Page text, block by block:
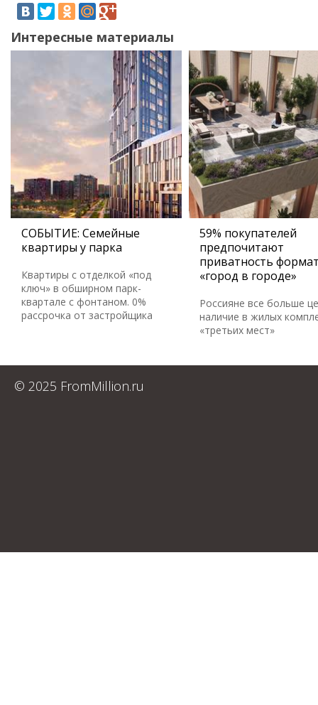
Интересные материалы
СОБЫТИЕ: Семейные
квартиры у парка
Квартиры с отделкой «под
ключ» в обширном парк-
квартале с фонтаном. 0%
рассрочка от застройщика
59% покупателей
предпочитают
приватность
«город в городе»
Россияне все больше
наличие в жилых
«третьих мест»
© 2025 FromMillion.ru